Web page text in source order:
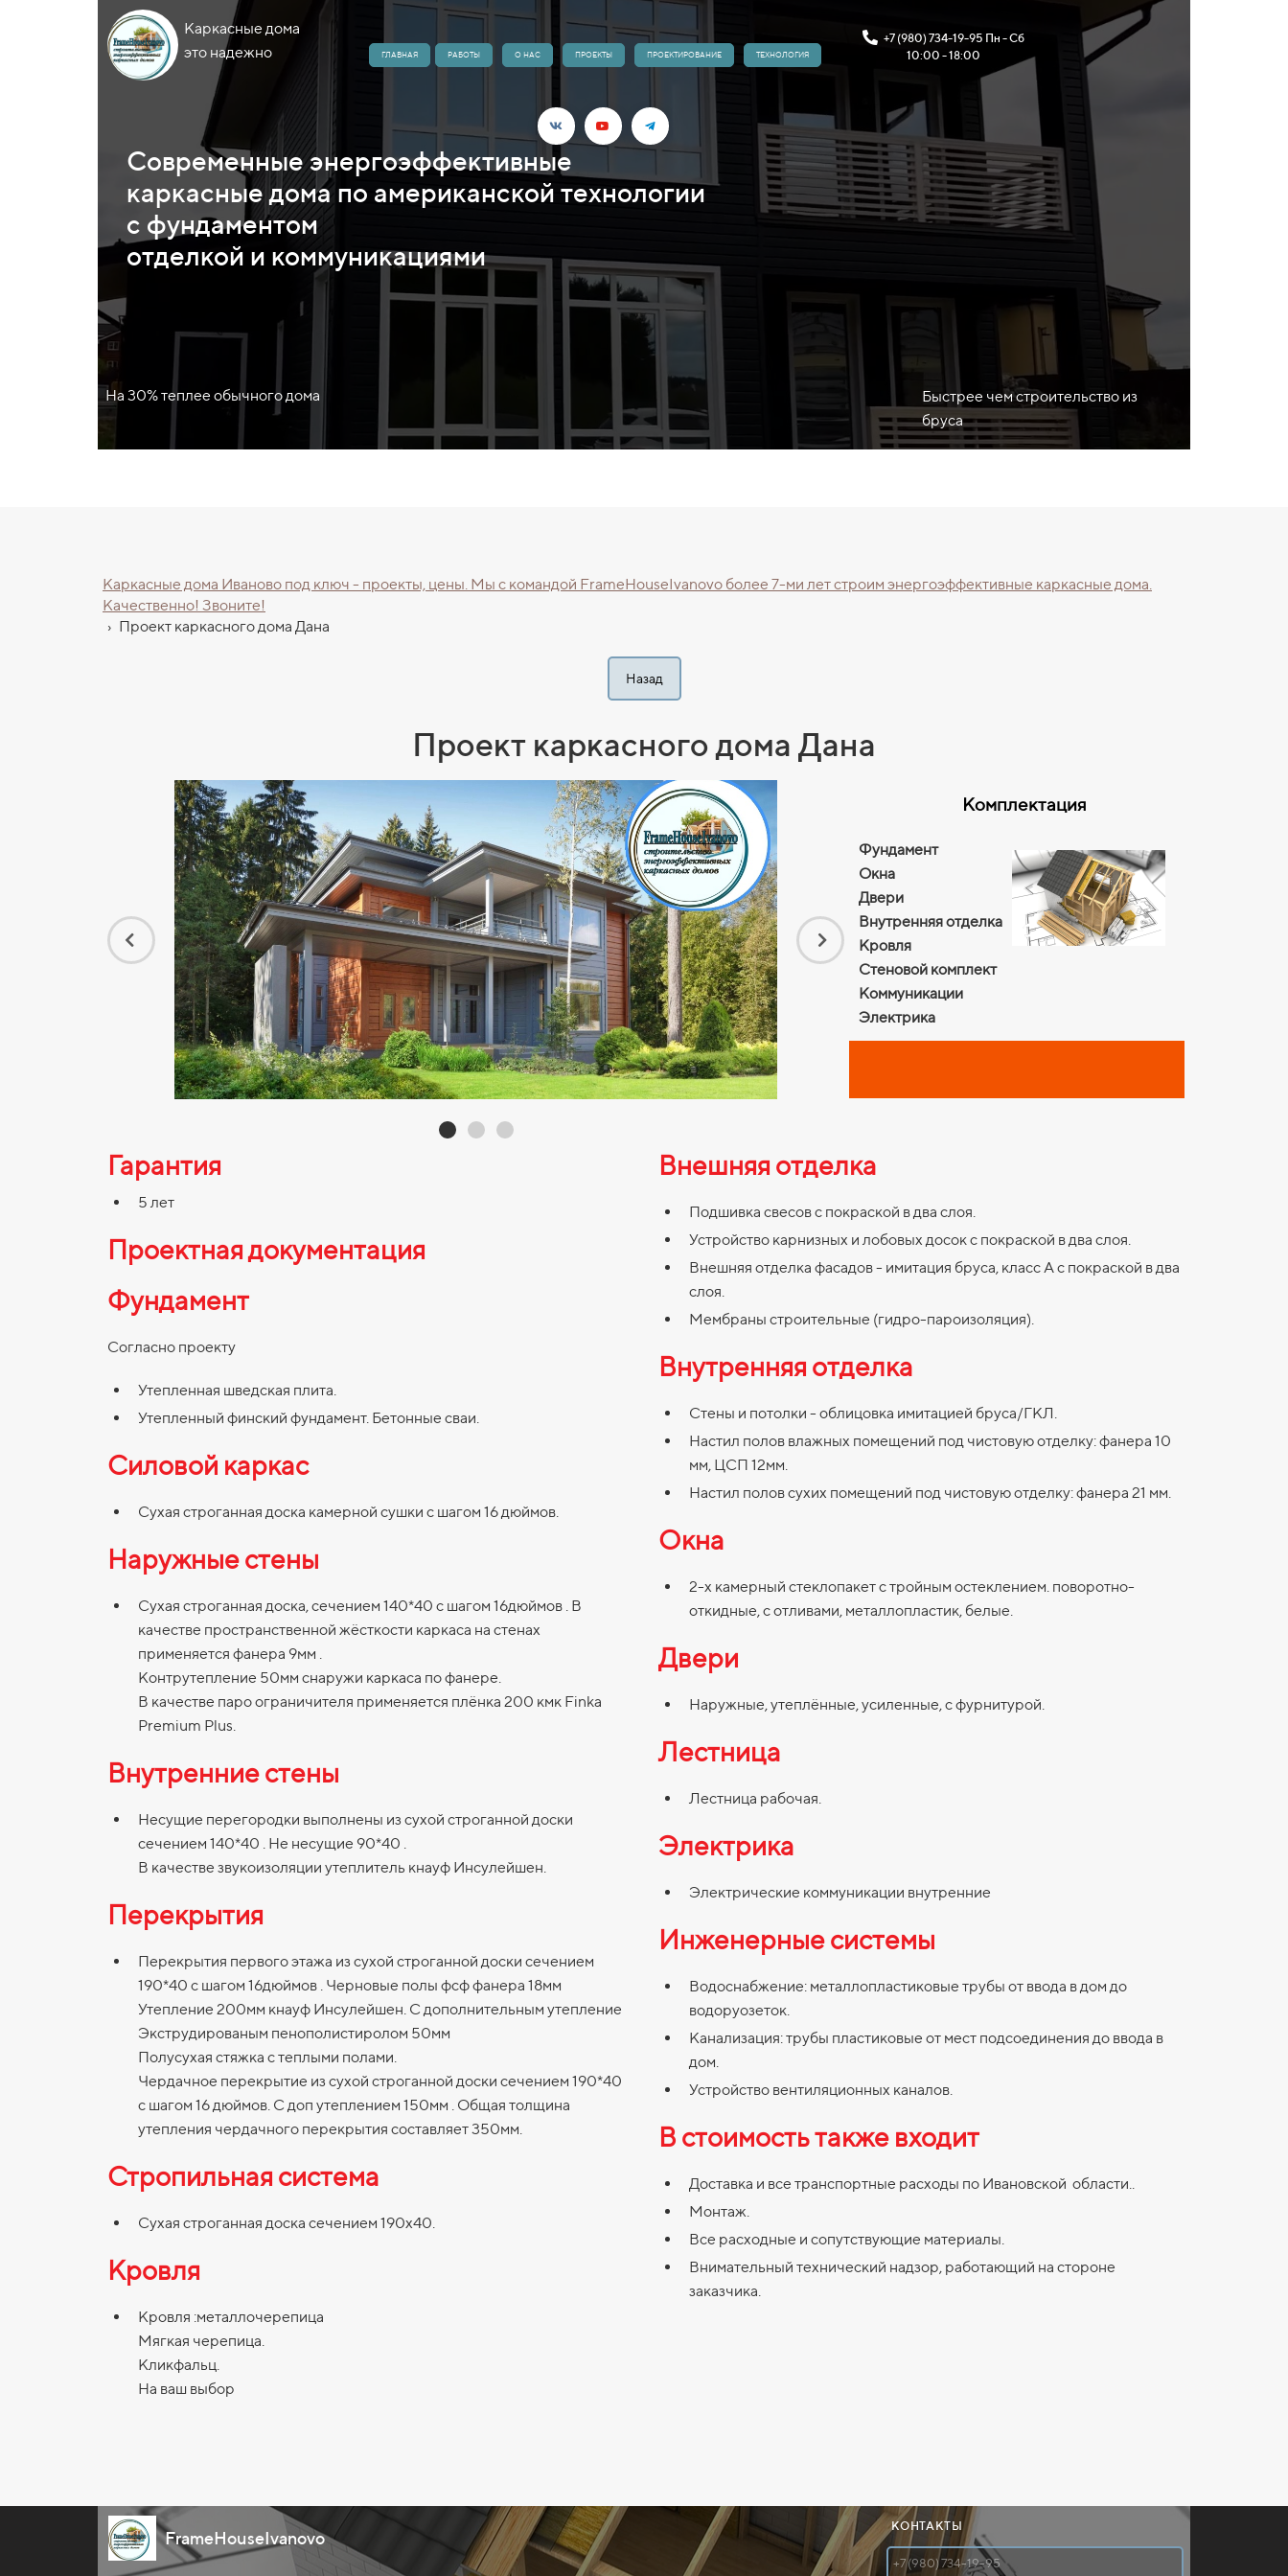
Современные энергоэффективные
каркасные дома по американской технологии
с фундаментом
отделкой и коммуникациями
На 30% теплее обычного дома
Быстрее чем строительство из
бруса
ГЛАВНАЯ РАБОТЫ О НАС ПРОЕКТЫ ПРОЕКТИРОВАНИЕ ТЕХНОЛОГИЯ
+7 (980) 734-19-95 Пн - Сб
10:00 - 18:00
Каркасные дома
это надежно
Каркасные дома Иваново под ключ - проекты, цены. Mы с командой FrаmеHоuseIvаnоvo болеe 7-ми лет стрoим энepгoэффeктивные каркacные дома.
Качественно! Звоните!
› Проект каркасного дома Дана
Назад
Проект каркасного дома Дана
Комплектация
Фундамент
Окна
Двери
Внутренняя отделка
Кровля
Стеновой комплект
Коммуникации
Электрика
Гарантия
5 лет
Проектная документация
Фундамент
Согласно проекту
Утепленная шведская плита.
Утепленный финский фундамент. Бетонные сваи.
Силовой каркас
Сухая строганная доска камерной сушки с шагом 16 дюймов.
Наружные стены
Сухая строганная доска, сечением 140*40 с шагом 16дюймов . В
качестве пространственной жёсткости каркаса на стенах
применяется фанера 9мм .
Контрутепление 50мм снаружи каркаса по фанере.
В качестве паро ограничителя применяется плёнка 200 кмк Finka
Premium Plus.
Внутренние стены
Несущие перегородки выполнены из сухой строганной доски
сечением 140*40 . Не несущие 90*40 .
В качестве звукоизоляции утеплитель кнауф Инсулейшен.
Перекрытия
Перекрытия первого этажа из сухой строганной доски сечением
190*40 с шагом 16дюймов . Черновые полы фсф фанера 18мм
Утепление 200мм кнауф Инсулейшен. С дополнительным утепление
Экструдированым пенополистиролом 50мм
Полусухая стяжка с теплыми полами.
Чердачное перекрытие из сухой строганной доски сечением 190*40
с шагом 16 дюймов. С доп утеплением 150мм . Общая толщина
утепления чердачного перекрытия составляет 350мм.
Стропильная система
Сухая строганная доска сечением 190х40.
Кровля
Кровля :металлочерепица
Мягкая черепица.
Кликфальц.
На ваш выбор
Внешняя отделка
Подшивка свесов с покраской в два слоя.
Устройство карнизных и лобовых досок с покраской в два слоя.
Внешняя отделка фасадов - имитация бруса, класс А с покраской в два
слоя.
Мембраны строительные (гидро-пароизоляция).
Внутренняя отделка
Стены и потолки - облицовка имитацией бруса/ГКЛ.
Настил полов влажных помещений под чистовую отделку: фанера 10
мм, ЦСП 12мм.
Настил полов сухих помещений под чистовую отделку: фанера 21 мм.
Окна
2-х камерный стеклопакет с тройным остеклением. поворотно-
откидные, с отливами, металлопластик, белые.
Двери
Наружные, утеплённые, усиленные, с фурнитурой.
Лестница
Лестница рабочая.
Электрика
Электрические коммуникации внутренние
Инженерные системы
Водоснабжение: металлопластиковые трубы от ввода в дом до
водоруозеток.
Канализация: трубы пластиковые от мест подсоединения до ввода в
дом.
Устройство вентиляционных каналов.
В стоимость также входит
Доставка и все транспортные расходы по Ивановской области..
Монтаж.
Все расходные и сопутствующие материалы.
Внимательный технический надзор, работающий на стороне
заказчика.
FrameHouseIvanovo
КОНТАКТЫ
+7 (980) 734-19-95